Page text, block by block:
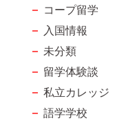
コープ留学
入国情報
未分類
留学体験談
私立カレッジ
語学学校